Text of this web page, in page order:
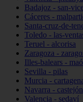
Badajoz - san-
Cáceres -
Santa-cruz-de-
Toledo - las-
Teruel - alcorisa
Zaragoza -
Illes-balears -
Sevilla - pilas
Murcia -
Navarra - castejón
Valencia - sedaví